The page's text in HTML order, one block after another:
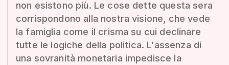
non esistono più. Le cose dette questa sera
corrispondono alla nostra visione, che vede
la famiglia come il crisma su cui declinare
tutte le logiche della politica. L'assenza di
una sovranità monetaria impedisce la